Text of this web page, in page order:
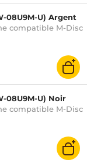
08U9M-U) Argent
compatible M-Disc
08U9M-U) Noir
compatible M-Disc